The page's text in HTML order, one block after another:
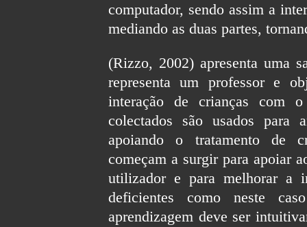
computador, sendo assim a
mediando as duas partes,
(Rizzo, 2002) apresenta uma
representa um professor e
interação de crianças com
colectados são usados para
apoiando o tratamento de
começam a surgir para apoiar
utilizador e para melhorar a
deficientes como neste
aprendizagem deve ser